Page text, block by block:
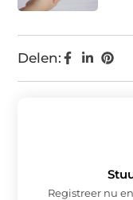
Delen:
Registreer nu